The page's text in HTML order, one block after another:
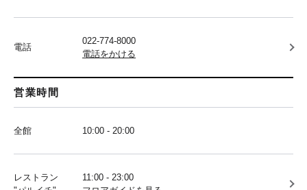
電話
022-774-8000
電話をかける
営業時間
全館 10:00 - 20:00
レストラン
11:00 - 23:00